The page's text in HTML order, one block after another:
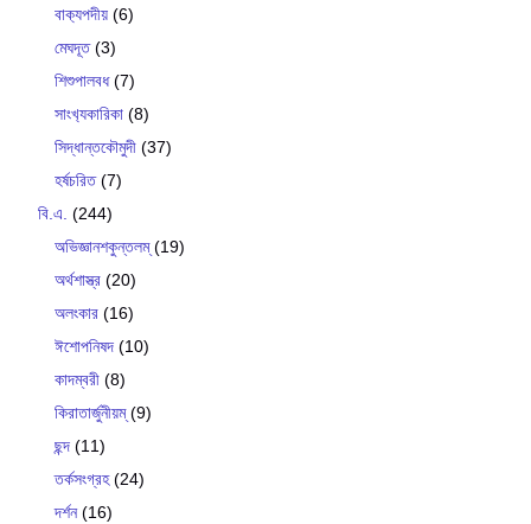
বাক‍্যপদীয় (6)
মেঘদূত(3)
শিশুপালবধ(7)
সাংখ‍্যকারিকা (8)
সিদ্ধান্তকৌমুদী (37)
হর্ষচরিত(7)
বি.এ. (244)
অভিজ্ঞানশকুন্তলম্(19)
অর্থশাস্ত্র (20)
অলংকার (16)
ঈশোপনিষদ (10)
কাদম্বরী (8)
কিরাতার্জুনীয়ম্(9)
ছন্দ (11)
তর্কসংগ্রহ(24)
দর্শন(16)